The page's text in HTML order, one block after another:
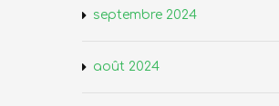
septembre 2024
août 2024